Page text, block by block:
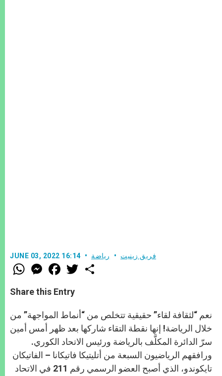
JUNE 03, 2022 16:14 فريق زينيت رياضة
W
h
t
s
p
p
M
e
s
e
e
r
F
a
e
b
o
k
w
r
Share this Entry
نعم “لثقافة لقاء” حقيقية تتخلص من “أنماط المواجهة” من
خلال الرياضة! إنها نقطة التقاء شاركها بعد ظهر أمس أمين
سرّ الدائرة المكلَّف بالرياضة ورئيس الاتحاد الكوري.
ورافقهم الرياضيون السبعة من أتليتيكا فاتيكانا – الفاتيكان
تايكوندو، الذي أصبح العضو الرسمي رقم 211 في الاتحاد